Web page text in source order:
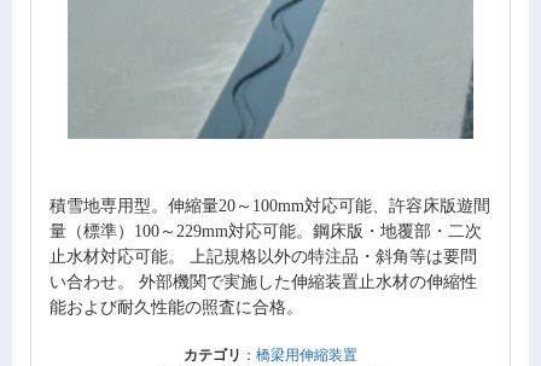
積雪地専用型。伸縮量20～100mm対応可能、許容床版遊間
量（標準）100～229mm対応可能。鋼床版・地覆部・二次
止水材対応可能。 上記規格以外の特注品・斜角等は要問
い合わせ。 外部機関で実施した伸縮装置止水材の伸縮性
能および耐久性能の照査に合格。
カテゴリ ： 橋梁用伸縮装置